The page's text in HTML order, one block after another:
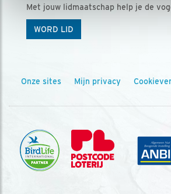
Met jouw lidmaatschap help je de
WORD LID
Onze sites Mijn privacy